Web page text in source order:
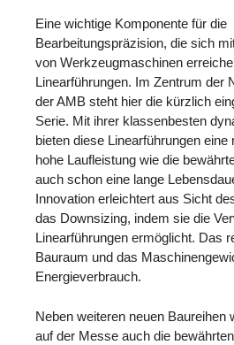
Eine wichtige Komponente für die
Bearbeitungspräzision, die sich
von Werkzeugmaschinen
Linearführungen. Im Zentrum der
der AMB steht hier die kürzlich
Serie. Mit ihrer klassenbesten
bieten diese Linearführungen
hohe Laufleistung wie die
auch schon eine lange
Innovation erleichtert aus Sicht
das Downsizing, indem sie die
Linearführungen ermöglicht. Das
Bauraum und das
Energieverbrauch.
Neben weiteren neuen Baureihen
auf der Messe auch die